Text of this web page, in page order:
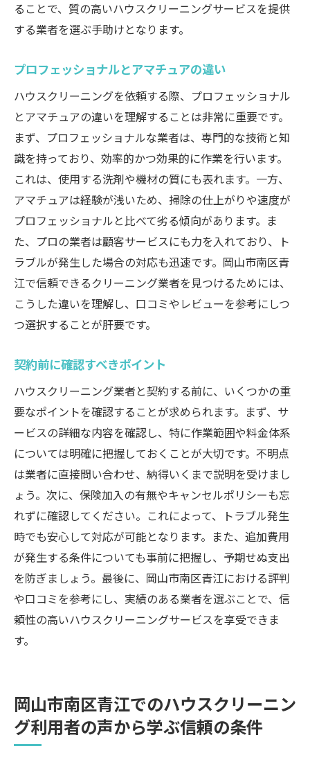
利用者が語る成功体験
ることで、質の高いハウスクリーニングサービスを提供
する業者を選ぶ手助けとなります。
プロフェッショナルとアマチュアの違い
ハウスクリーニングを依頼する際、プロフェッショナル
とアマチュアの違いを理解することは非常に重要です。
まず、プロフェッショナルな業者は、専門的な技術と知
識を持っており、効率的かつ効果的に作業を行います。
これは、使用する洗剤や機材の質にも表れます。一方、
アマチュアは経験が浅いため、掃除の仕上がりや速度が
プロフェッショナルと比べて劣る傾向があります。ま
た、プロの業者は顧客サービスにも力を入れており、ト
ラブルが発生した場合の対応も迅速です。岡山市南区青
江で信頼できるクリーニング業者を見つけるためには、
こうした違いを理解し、口コミやレビューを参考にしつ
つ選択することが肝要です。
契約前に確認すべきポイント
ハウスクリーニング業者と契約する前に、いくつかの重
要なポイントを確認することが求められます。まず、サ
ービスの詳細な内容を確認し、特に作業範囲や料金体系
については明確に把握しておくことが大切です。不明点
は業者に直接問い合わせ、納得いくまで説明を受けまし
ょう。次に、保険加入の有無やキャンセルポリシーも忘
れずに確認してください。これによって、トラブル発生
時でも安心して対応が可能となります。また、追加費用
が発生する条件についても事前に把握し、予期せぬ支出
を防ぎましょう。最後に、岡山市南区青江における評判
や口コミを参考にし、実績のある業者を選ぶことで、信
頼性の高いハウスクリーニングサービスを享受できま
す。
岡山市南区青江でのハウスクリーニン
グ利用者の声から学ぶ信頼の条件